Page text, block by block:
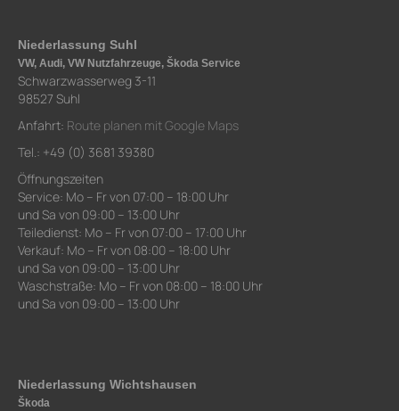
Niederlassung Suhl
VW, Audi, VW Nutzfahrzeuge, Škoda Service
Schwarzwasserweg 3-11
98527 Suhl
Anfahrt: Route planen mit Google Maps
Tel.: +49 (0) 3681 39380
Öffnungszeiten
Service: Mo – Fr von 07:00 – 18:00 Uhr
und Sa von 09:00 – 13:00 Uhr
Teiledienst: Mo – Fr von 07:00 – 17:00 Uhr
Verkauf: Mo – Fr von 08:00 – 18:00 Uhr
und Sa von 09:00 – 13:00 Uhr
Waschstraße: Mo – Fr von 08:00 – 18:00 Uhr
und Sa von 09:00 – 13:00 Uhr
Niederlassung Wichtshausen
Škoda